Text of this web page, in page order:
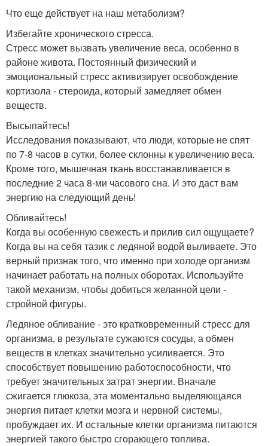
Что еще действует на наш метаболизм?
Избегайте хронического стресса.
Стресс может вызвать увеличение веса, особенно в
районе живота. Постоянный физический и
эмоциональный стресс активизирует освобождение
кортизола - стероида, который замедляет обмен
веществ.
Высыпайтесь!
Исследования показывают, что люди, которые не спят
по 7-8 часов в сутки, более склонны к увеличению веса.
Кроме того, мышечная ткань восстанавливается в
последние 2 часа 8-ми часового сна. И это даст вам
энергию на следующий день!
Обливайтесь!
Когда вы особенную свежесть и прилив сил ощущаете?
Когда вы на себя тазик с ледяной водой выливаете. Это
верный признак того, что именно при холоде организм
начинает работать на полных оборотах. Используйте
такой механизм, чтобы добиться желанной цели -
стройной фигуры.
Ледяное обливание - это кратковременный стресс для
организма, в результате сужаются сосуды, а обмен
веществ в клетках значительно усиливается. Это
способствует повышению работоспособности, что
требует значительных затрат энергии. Вначале
сжигается глюкоза, эта моментально выделяющаяся
энергия питает клетки мозга и нервной системы,
пробуждает их. И остальные клетки организма питаются
энергией такого быстро сгорающего топлива.